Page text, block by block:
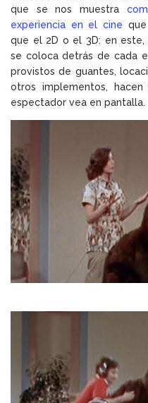
que se nos muestra
experiencia en el cine
que el 2D o el 3D: en
se coloca detrás de cada
provistos de guantes,
otros implementos,
espectador vea en pantalla.